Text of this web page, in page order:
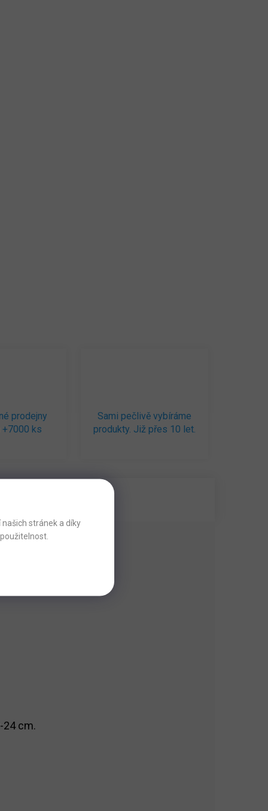
stránek a díky
prodejny
ks
Sami pečlivě vybíráme
produkty. Již přes 10 let.
24 cm.